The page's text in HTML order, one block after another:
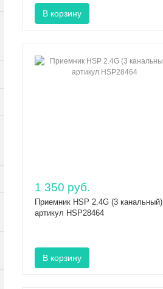
1 350 руб.
Приемник HSP 2.4G (3 канальный)
артикул HSP28464